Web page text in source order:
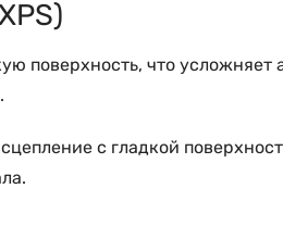
поверхность, что усложняет
с гладкой